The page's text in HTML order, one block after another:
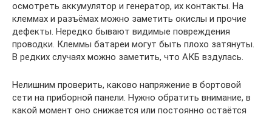
осмотреть аккумулятор и генератор, их контакты. На
клеммах и разъёмах можно заметить окислы и прочие
дефекты. Нередко бывают видимые повреждения
проводки. Клеммы батареи могут быть плохо затянуты.
В редких случаях можно заметить, что АКБ вздулась.
Нелишним проверить, каково напряжение в бортовой
сети на приборной панели. Нужно обратить внимание, в
какой момент оно снижается или постоянно остаётся